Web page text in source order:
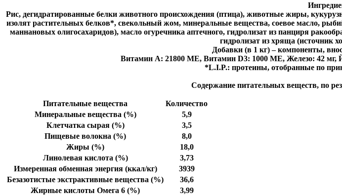
Рис, дегидратированные белки животного происхождения (птица), животные жиры,
изолят растительных белков*, свекольный жом, минеральные вещества, соевое масло,
мaннановых олигосахаридов), масло огуречника аптечного, гидролизат из панциря
гидролизат из хряща (источник
Добавки (в 1 кг) – компоненты,
Витамин A: 21800 ME, Витамин D3: 1000 ME, Железо: 42 мг,
*L.I.P.: протеины, отобранные по
Содержание питательных веществ, по
Питательные вещества
Количество
Минеральные вещества (%)
5,9
Клетчатка сырая (%)
3,5
Пищевые волокна (%)
8,0
Жиры (%)
18,0
Линолевая кислота (%)
3,73
Измеренная обменная энергия (ккал/кг)
3939
Безазотистые экстрактивные вещества (%)
36,6
Жирные кислоты Омега 6 (%)
3,99